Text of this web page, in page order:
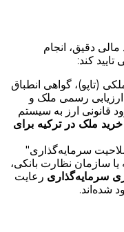
دقیق، انجام
کند:
(تاپو)، گواهی انطباق
ارزیابی رسمی ملک و
قانونی ارز به سیستم
خرید ملک در ترکیه برای
سرمایه‌گذاری"
سازمان نظارت بانکی،
رعایت
شده‌اند.